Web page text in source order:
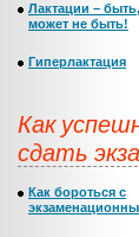
Лактации –
может не быть!
Гиперлактация
Как
сдать
Как бороться с